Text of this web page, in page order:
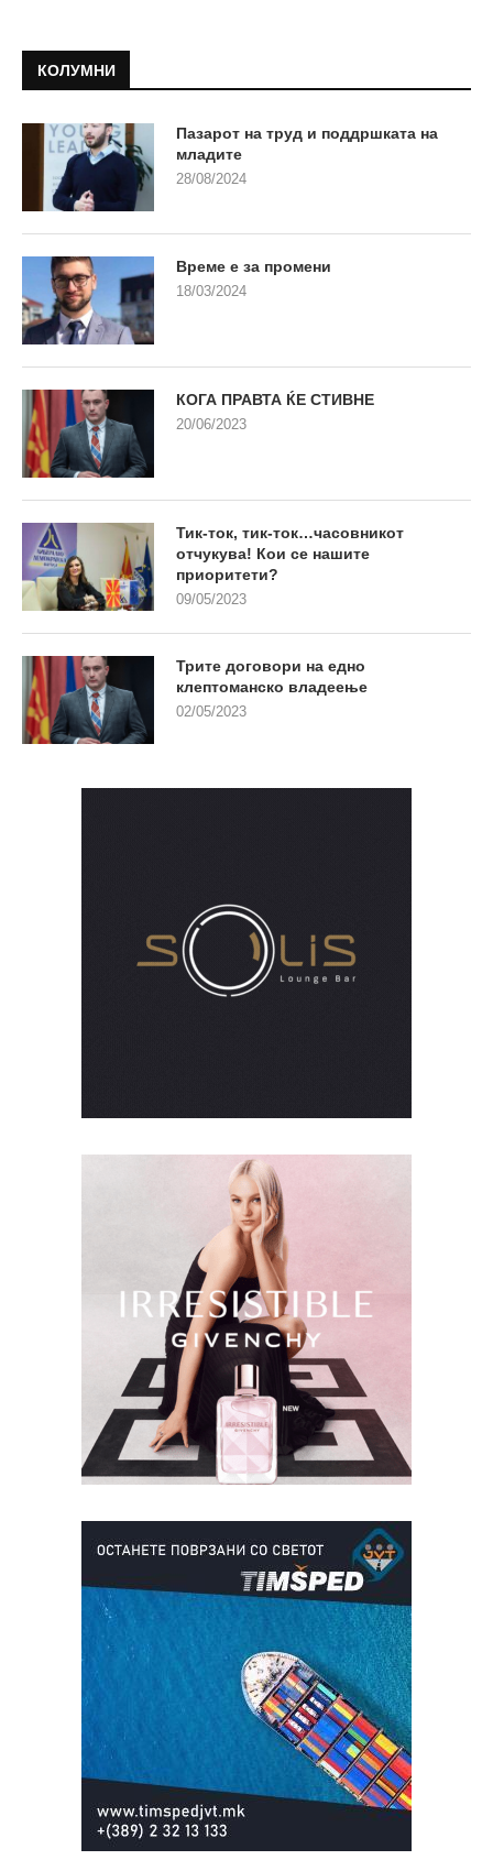
КОЛУМНИ
Пазарот на труд и поддршката на
младите
28/08/2024
Време е за промени
18/03/2024
КОГА ПРАВТА ЌЕ СТИВНЕ
20/06/2023
Тик-ток, тик-ток…часовникот
отчукува! Кои се нашите
приоритети?
09/05/2023
Трите договори на едно
клептоманско владеење
02/05/2023